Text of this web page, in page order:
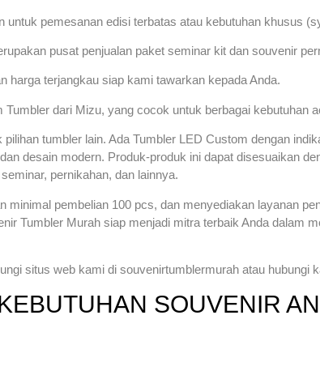
pemesanan edisi terbatas atau kebutuhan khusus
pusat penjualan paket seminar kit dan souvenir
harga terjangkau siap kami tawarkan kepada Anda.
dari Mizu, yang cocok untuk berbagai kebutuhan
tumbler lain. Ada Tumbler LED Custom dengan
desain modern. Produk-produk ini dapat disesuaikan
pernikahan, dan lainnya.
minimal pembelian 100 pcs, dan menyediakan layanan
Tumbler Murah siap menjadi mitra terbaik Anda dalam
situs web kami di souvenirtumblermurah atau hubungi
SOUVENIR